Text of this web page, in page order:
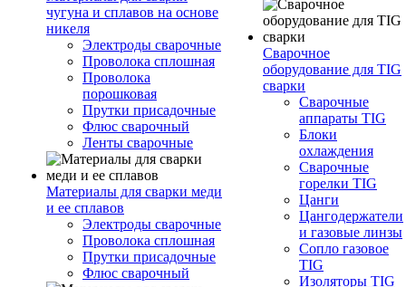
чугуна и сплавов на основе
никеля
Электроды сварочные
Проволока сплошная
Проволока
порошковая
Прутки присадочные
Флюс сварочный
Ленты сварочные
Материалы для сварки меди
и ее сплавов
Электроды сварочные
Проволока сплошная
Прутки присадочные
Флюс сварочный
Сварочное
оборудование для TIG
сварки
Сварочные
аппараты TIG
Блоки
охлаждения
Сварочные
горелки TIG
Цанги
Цангодержатели
и газовые линзы
Сопло газовое
TIG
Изоляторы TIG